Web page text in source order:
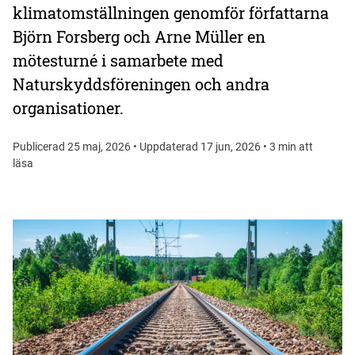
klimatomställningen genomför författarna
Björn Forsberg och Arne Müller en
mötesturné i samarbete med
Naturskyddsföreningen och andra
organisationer.
Publicerad 25 maj, 2026 • Uppdaterad 17 jun, 2026 • 3 min att
läsa